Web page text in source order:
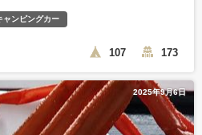
ャンピングカー
107 173
2025年9月6日